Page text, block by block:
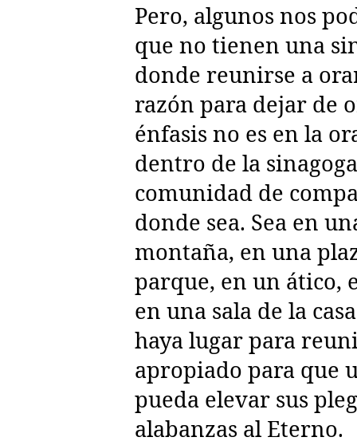
Pero, algunos nos
que no tienen una
donde reunirse a
razón para dejar de
énfasis no es en la
dentro de la
comunidad de
donde sea. Sea en
montaña, en una
parque, en un ático,
en una sala de la
haya lugar para
apropiado para que
pueda elevar sus
alabanzas al Eterno.